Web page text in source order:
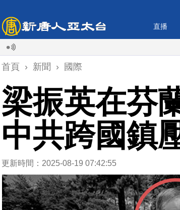
直播
首頁 › 新聞 › 國際
梁振英在芬
中共跨國鎮
更新時間：2025-08-19 07:42:55